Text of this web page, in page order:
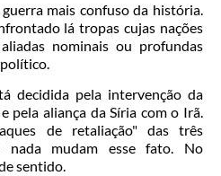
mais confuso da história.
lá tropas cujas nações
nominais ou profundas
decidida pela intervenção da
pela aliança da Síria com o Irã.
de retaliação" das três
nada mudam esse fato. No
sentido.